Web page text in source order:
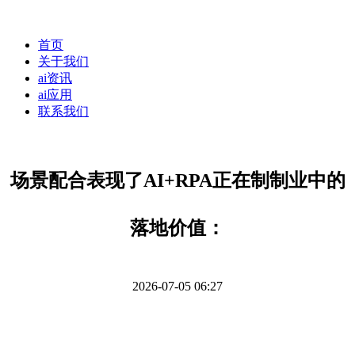
首页
关于我们
ai资讯
ai应用
联系我们
场景配合表现了AI+RPA正在制制业中的
落地价值：
2026-07-05 06:27